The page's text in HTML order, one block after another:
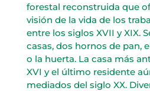
forestal reconstruida que
visión de la vida de los
entre los siglos XVII y XIX.
casas, dos hornos de pan,
o la huerta. La casa más
XVI y el último residente
mediados del siglo XX.